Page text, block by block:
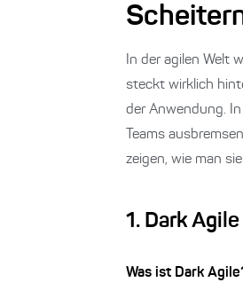
In der agilen Welt
steckt wirklich
der Anwendung.
Teams
zeigen, wie man
1. Dark
Was ist Dark